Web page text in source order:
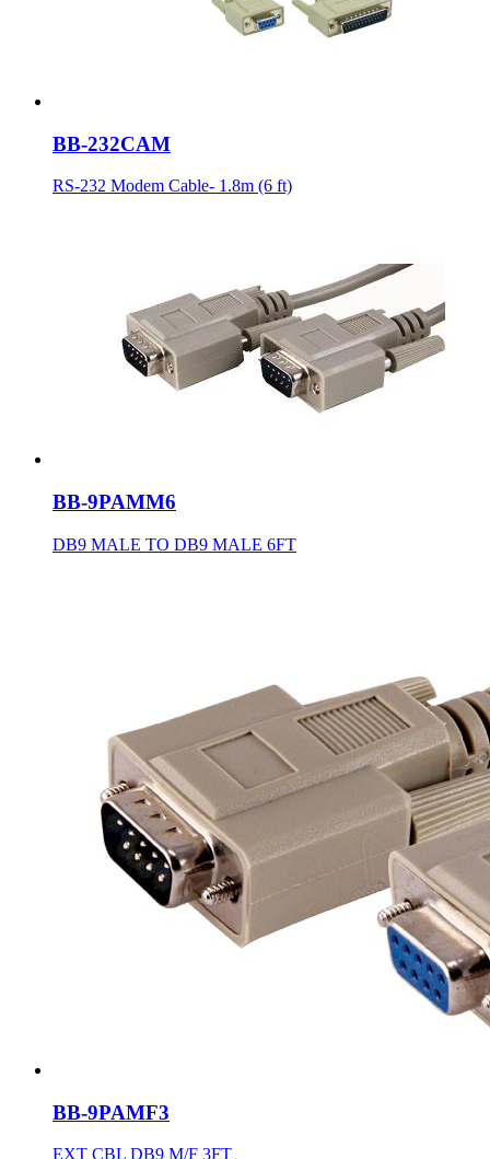
BB-232CAM
RS-232 Modem Cable- 1.8m (6 ft)
BB-9PAMM6
DB9 MALE TO DB9 MALE 6FT
BB-9PAMF3
EXT CBL DB9 M/F 3FT